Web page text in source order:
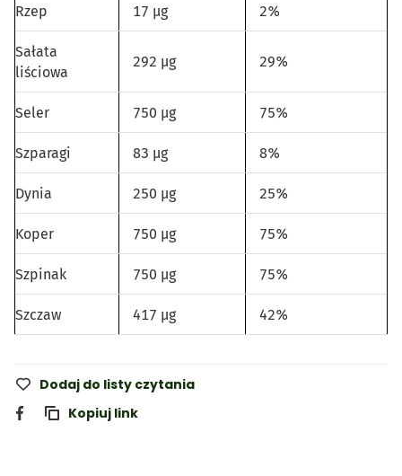
Rzep 17 µg 2%
Sałata
liściowa
292 µg 29%
Seler 750 µg 75%
Szparagi 83 µg 8%
Dynia 250 µg 25%
Koper 750 µg 75%
Szpinak 750 µg 75%
Szczaw 417 µg 42%
Dodaj do listy czytania
Kopiuj link